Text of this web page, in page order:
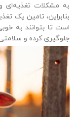
به مشکلات تغذیه‌ای
بنابراین، تامین یک
است تا بتوانند به
جلوگیری کرده و